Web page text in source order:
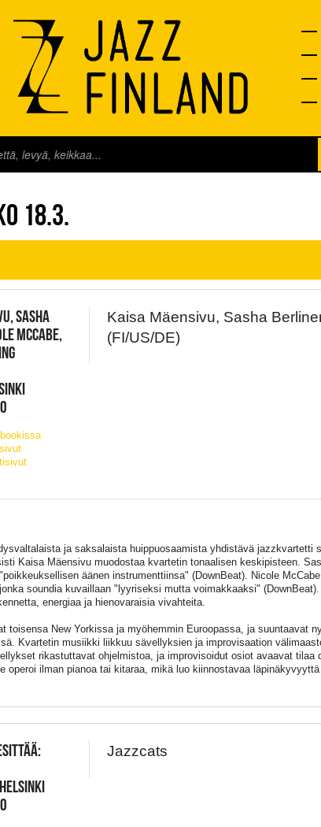
LIVE
18.3.
SASHA
MCCABE,
Kaisa Mäensivu, Sasha
(FI/US/DE)
ja saksalaista huippuosaamista yhdistävä jazzkvartetti
Kaisa Mäensivu muodostaa kvartetin tonaalisen keskipisteen.
äänen instrumenttiinsa" (DownBeat). Nicole
soundia kuvaillaan "lyyriseksi mutta voimakkaaksi"
energiaa ja hienovaraisia vivahteita.
toisensa New Yorkissa ja myöhemmin Euroopassa, ja suuntaavat
Kvartetin musiikki liikkuu sävellyksien ja improvisaation
rikastuttavat ohjelmistoa, ja improvisoidut osiot avaavat tilaa
operoi ilman pianoa tai kitaraa, mikä luo kiinnostavaa
Jazzcats